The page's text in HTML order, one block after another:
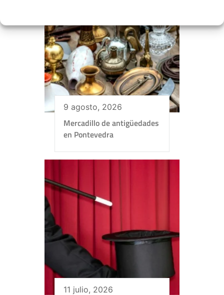
9 agosto, 2026
Mercadillo de antigüedades
en Pontevedra
11 julio, 2026